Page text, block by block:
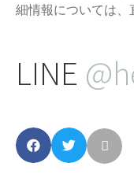
細情報については、
LINE